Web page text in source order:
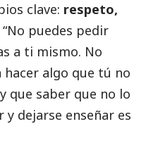
clave: respeto,
“No puedes pedir
a ti mismo. No
algo que tú no
que saber que no lo
y dejarse enseñar es